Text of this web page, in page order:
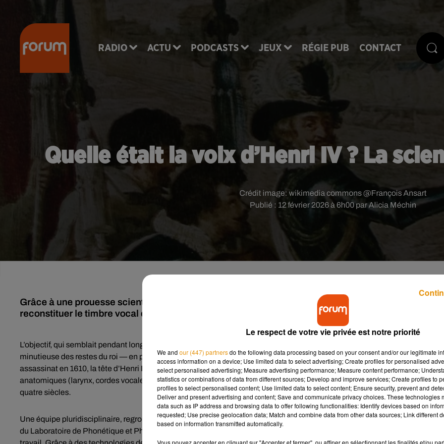
RADIO ACTU PODCASTS JEUX RÉGIE PUB CONTACT
Quelle était la voix d’Henri IV ? La
Publié : 12 février 2026 à 6h00 par Alicia Méchin
Crédit image: wikimedia commons @François Ansart
Grâce à une prouesse scientifique inédite, une équipe de chercheurs français est parvenue à
reconstituer le timbre vocal d’Henri IV.
L’objectif, qui semblait pendant longtemps relever de la pure fantaisie, a été rendu possible par une analyse extrêmement
minutieuse des restes du roi — en particulier de sa tête momifiée, conservée depuis des décennies. En effet, après son
assassinat en 1610, la tête d’Henri IV fut embaumée, ce qui a permis aux scientifiques d’accéder à des structures
anatomiques (larynx, cordes vocales, pharynx…) exceptionnellement bien préservées pour un individu mort il y a plus de
quatre siècles.
Une équipe pluridisciplinaire, regroupant des spécialistes de l’Université de Versailles Saint‑Quentin‑en‑Yvelines
du Laboratoire de Phonétique et Phonologie de Paris et du service ORL de l’Hôpital Foch, s’est attelée à ce gigantesque
Le respect de votre vie privée est notre priorité
We and our (447) partnersdo the following data processing based on your consent and/or our legitimate
access information on a device; Use limited data to select advertising; Create profiles for personalised
select personalised advertising; Measure advertising performance; Measure content performance;
statistics or combinations of data from different sources; Develop and improve services; Create profiles to
profiles to select personalised content; Use limited data to select content; Ensure security, prevent and
Deliver and present advertising and content; Save and communicate privacy choices. These technologies
data such as IP address and browsing data to offer following functionalities: Identify devices based on
requested; Use precise geolocation data; Match and combine data from other data sources; Link different
based on information transmitted automatically.
Vous pouvez accepter en cliquant sur "Accepter et fermer", ou affiner en sélectionnant les finalités et/ou